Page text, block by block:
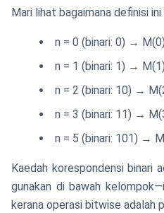
Mari lihat bagaimana definisi ini
n = 0 (binari: 0) →
n = 1 (binari: 1) →
n = 2 (binari: 10) →
n = 3 (binari: 11) →
n = 5 (binari: 101) →
Kaedah korespondensi binari
gunakan di bawah
kerana operasi bitwise adalah